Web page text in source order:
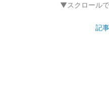
▼スクロール
記